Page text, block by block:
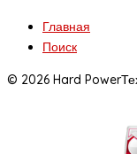
Главная
Поиск
© 2026 Hard Power